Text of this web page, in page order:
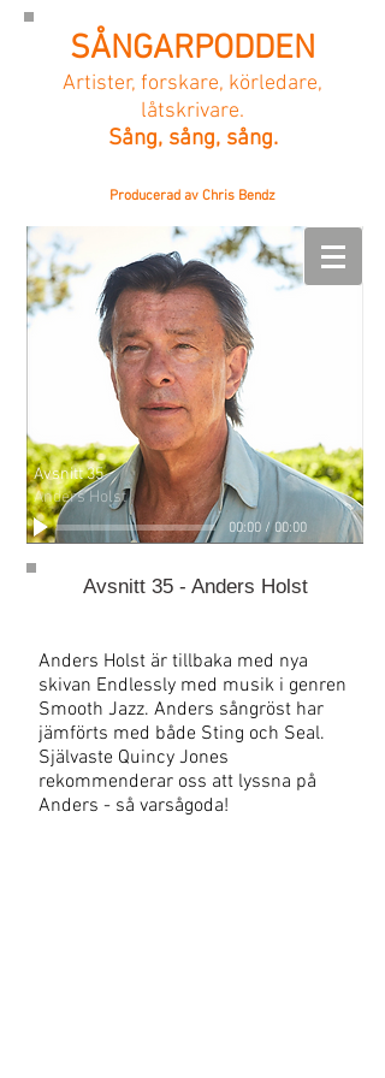
SÅNGARPODDEN
Artister, forskare, körledare,
låtskrivare.
Sång, sång, sång.
Producerad av Chris Bendz
Avsnitt 35
Anders Holst
00:00/ 00:00
Avsnitt 35 - Anders Holst
Anders Holst är tillbaka med nya
skivan Endlessly med musik i genren
Smooth Jazz. Anders sångröst har
jämförts med både Sting och Seal.
Självaste Quincy Jones
rekommenderar oss att lyssna på
Anders - så varsågoda!